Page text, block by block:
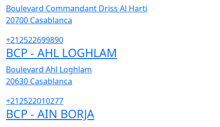
Boulevard Commandant Driss Al Harti
20700 Casablanca
+212522699890
BCP - AHL LOGHLAM
Boulevard Ahl Loghlam
20630 Casablanca
+212522010277
BCP - AIN BORJA